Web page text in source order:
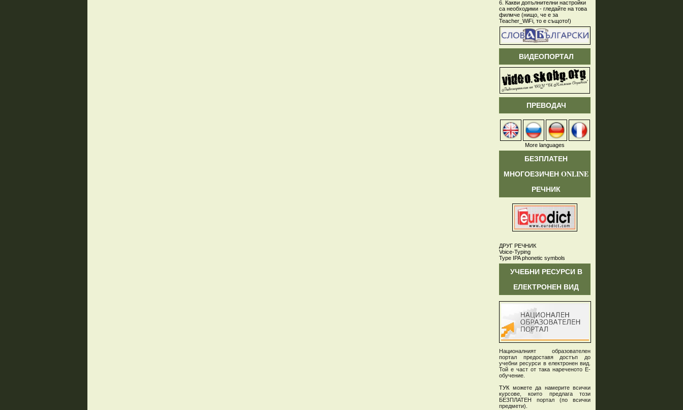
6. Какви допълнителни настройки
са необходими - гледайте на това
филмче (нищо, че е за
Teacher_WiFi, то е същото!)
ВИДЕОПОРТАЛ
ПРЕВОДАЧ
More languages
БЕЗПЛАТЕН
МНОГОЕЗИЧЕН ONLINE
РЕЧНИК
ДРУГ РЕЧНИК
Voice-Typing
Type IPA phonetic symbols
УЧЕБНИ РЕСУРСИ В
ЕЛЕКТРОНЕН ВИД
Националният образователен
портал предоставя достъп до
учебни ресурси в електронен вид.
Той е част от така нареченото Е-
обучение.
ТУКможете да намерите всички
курсове, които предлага този
БЕЗПЛАТЕН портал (по всички
предмети).